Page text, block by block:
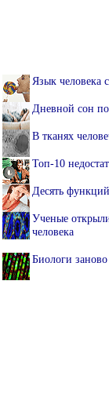
Язык человека
Дневной сон
В тканях
Топ-10
Десять
Ученые
человека
Биологи